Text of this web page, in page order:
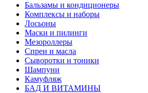
Бальзамы и кондиционеры
Комплексы и наборы
Лосьоны
Маски и пилинги
Мезороллеры
Спреи и масла
Сыворотки и тоники
Шампуни
Камуфляж
БАД И ВИТАМИНЫ